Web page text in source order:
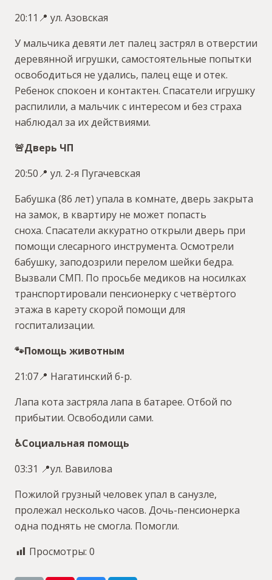
20:11📍 ул. Азовская
У мальчика девяти лет палец застрял в отверстии
деревянной игрушки, самостоятельные попытки
освободиться не удались, палец еще и отек.
Ребенок спокоен и контактен. Спасатели игрушку
распилили, а мальчик с интересом и без страха
наблюдал за их действиями.
🚨Дверь ЧП
20:50📍 ул. 2-я Пугачевская
Бабушка (86 лет) упала в комнате, дверь закрыта
на замок, в квартиру не может попасть
сноха. Спасатели аккуратно открыли дверь при
помощи слесарного инструмента. Осмотрели
бабушку, заподозрили перелом шейки бедра.
Вызвали СМП. По просьбе медиков на носилках
транспортировали пенсионерку с четвёртого
этажа в карету скорой помощи для
госпитализации.
🐾Помощь животным
21:07📍 Нагатинский б-р.
Лапа кота застряла лапа в батарее. Отбой по
прибытии. Освободили сами.
♿️Социальная помощь
03:31 📍ул. Вавилова
Пожилой грузный человек упал в санузле,
пролежал несколько часов. Дочь-пенсионерка
одна поднять не смогла. Помогли.
Просмотры: 0